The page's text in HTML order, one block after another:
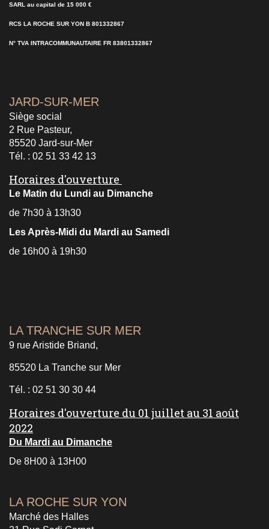
SARL au capital de 15 000 €
RCS LA ROCHE SUR YON B 801332867
N° TVA INTRACOMMUNAUTAIRE FR 83801332867
JARD-SUR-MER
Siège social
2 Rue Pasteur,
85520 Jard-sur-Mer
Tél. : 02 51 33 42 13
Horaires d'ouverture
Le Matin du Lundi au Dimanche
de 7h30 à 13h30
Les Après-Midi du Mardi au Samedi
de 16h00 à 19h30
LA TRANCHE SUR MER
9 rue Aristide Briand,
85520 La Tranche sur Mer
Tél. : 02 51 30 30 44
Horaires d'ouverture du 01 juillet au 31 août
2022
Du Mardi au Dimanche
De 8H00 à 13H00
LA ROCHE SUR YON
Marché des Halles